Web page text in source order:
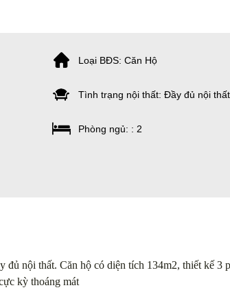
Loại BĐS: Căn Hộ
Tình trạng nội thất: Đầy đủ nội thất
Phòng ngủ: : 2
nội thất. Căn hộ có diện tích 134m2, thiết kế 3
kỳ thoáng mát